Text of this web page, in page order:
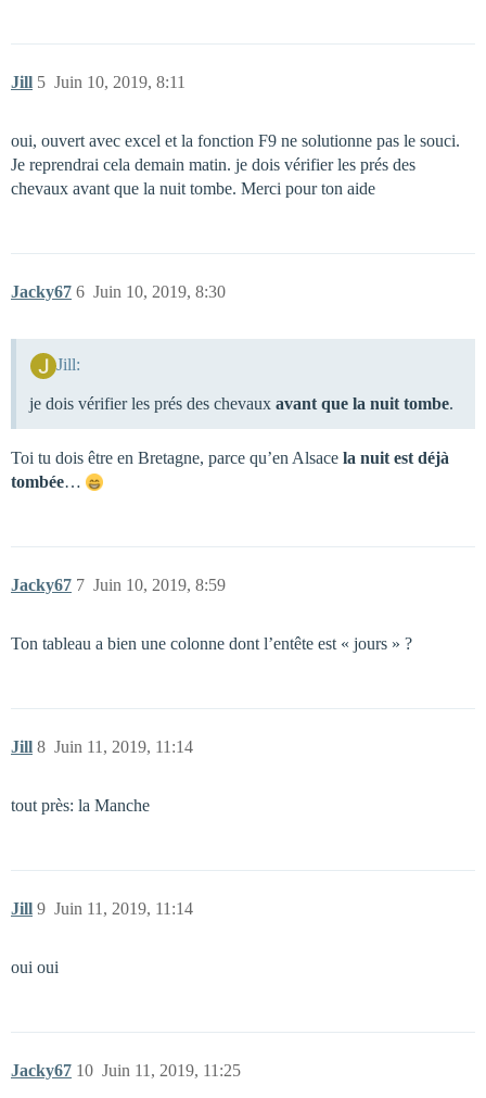
Jill Juin 10, 2019, 8:11
5
oui, ouvert avec excel et la fonction F9 ne solutionne pas le souci.
Je reprendrai cela demain matin. je dois vérifier les prés des
chevaux avant que la nuit tombe. Merci pour ton aide
Jacky67 Juin 10, 2019, 8:30
6
Jill:
je dois vérifier les prés des chevaux avant que la nuit tombe.
Toi tu dois être en Bretagne, parce qu’en Alsace la nuit est déjà
tombée…
Jacky67 Juin 10, 2019, 8:59
7
Ton tableau a bien une colonne dont l’entête est « jours » ?
Jill Juin 11, 2019, 11:14
8
tout près: la Manche
Jill Juin 11, 2019, 11:14
9
oui oui
Jacky67 Juin 11, 2019, 11:25
10